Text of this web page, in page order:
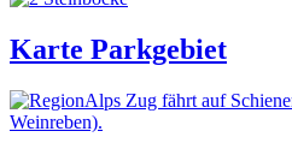
Karte Parkgebiet